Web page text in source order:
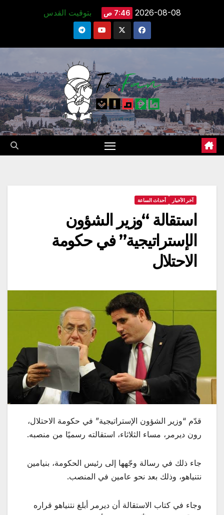
2026-08-08 7:46 ص بتوقيت القدس
آخر الأخبار أحداث الساعة
استقالة “وزير الشؤون
الإستراتيجية” في حكومة
الاحتلال
قدّم “وزير الشؤون الإستراتيجية” في حكومة الاحتلال،
رون ديرمر، مساء الثلاثاء، استقالته رسميًا من منصبه.
جاء ذلك في رسالة وجّهها إلى رئيس الحكومة، بنيامين
نتنياهو، وذلك بعد نحو عامين في المنصب.
وجاء في كتاب الاستقالة أن ديرمر أبلغ نتنياهو قراره